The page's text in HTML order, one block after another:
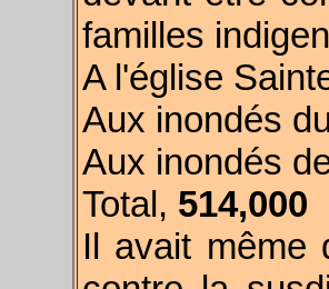
familles
A l'église
Aux inondés
Aux inondés
Total, 514,000
Il avait même